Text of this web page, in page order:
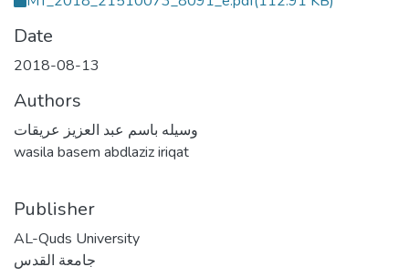
Date
2018-08-13
Authors
وسيله باسم عبد العزيز عريقات
wasila basem abdlaziz iriqat
Publisher
AL-Quds University
جامعة القدس